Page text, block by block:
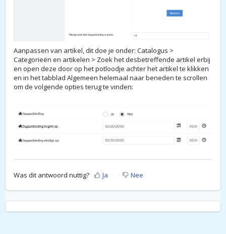
Aanpassen van artikel, dit doe je onder: Catalogus >
Categorieën en artikelen > Zoek het desbetreffende artikel erbij
en open deze door op het potloodje achter het artikel te klikken
en in het tabblad Algemeen helemaal naar beneden te scrollen
om de volgende opties terug te vinden:
Was dit antwoord nuttig? Ja Nee